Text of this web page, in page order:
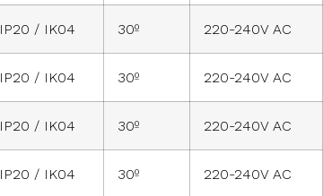
IP20 / IK04 30º 220-240V AC
IP20 / IK04 30º 220-240V AC
IP20 / IK04 30º 220-240V AC
IP20 / IK04 30º 220-240V AC